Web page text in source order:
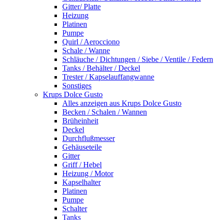
Gitter/ Platte
Heizung
Platinen
Pumpe
Quirl / Aerocciono
Schale / Wanne
Schläuche / Dichtungen / Siebe / Ventile / Federn
Tanks / Behälter / Deckel
Trester / Kapselauffangwanne
Sonstiges
Krups Dolce Gusto
Alles anzeigen aus Krups Dolce Gusto
Becken / Schalen / Wannen
Brüheinheit
Deckel
Durchflußmesser
Gehäuseteile
Gitter
Griff / Hebel
Heizung / Motor
Kapselhalter
Platinen
Pumpe
Schalter
Tanks